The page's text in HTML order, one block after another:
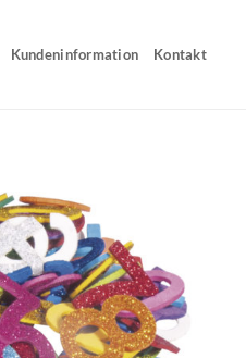
Kundeninformation Kontakt